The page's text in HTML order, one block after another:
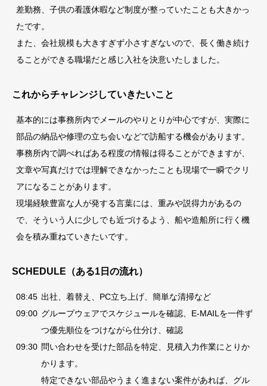
差勤務、子供の看護休暇など制度が整っていたことも大きかっ
たです。
また、会社規模も大きすぎず小さすぎないので、長く働き続け
ることができる職場だと感じ入社を決意いたしました。
これからチャレンジしていきたいこと
基本的には事務所内でメールのやりとりが中心ですが、実際に
部品の納品や修理の立ち会いなどで訪船する機会があります。
事務所内で調べればある程度の情報は得ることができますが、
文章や写真だけでは理解できなかったことも現場で一瞬でクリ
アになることがあります。
現場経験豊富な人が発する言葉には、重みや説得力があるの
で、そういう人に少しでも近づけるよう、船や造船所に行く機
会を積み重ねていきたいです。
SCHEDULE（ある1日の流れ）
08:45 出社、着替え、PC立ち上げ、簡単な清掃など
09:00 グループウェアでスケジュールを確認、E-MAILを一件ず
つ優先順位をつけながら仕分け、確認
09:30 問い合わせを受けた部品を特定、見積入力作業にとりか
かります。
特定できない部品やうまく進まない案件があれば、グル